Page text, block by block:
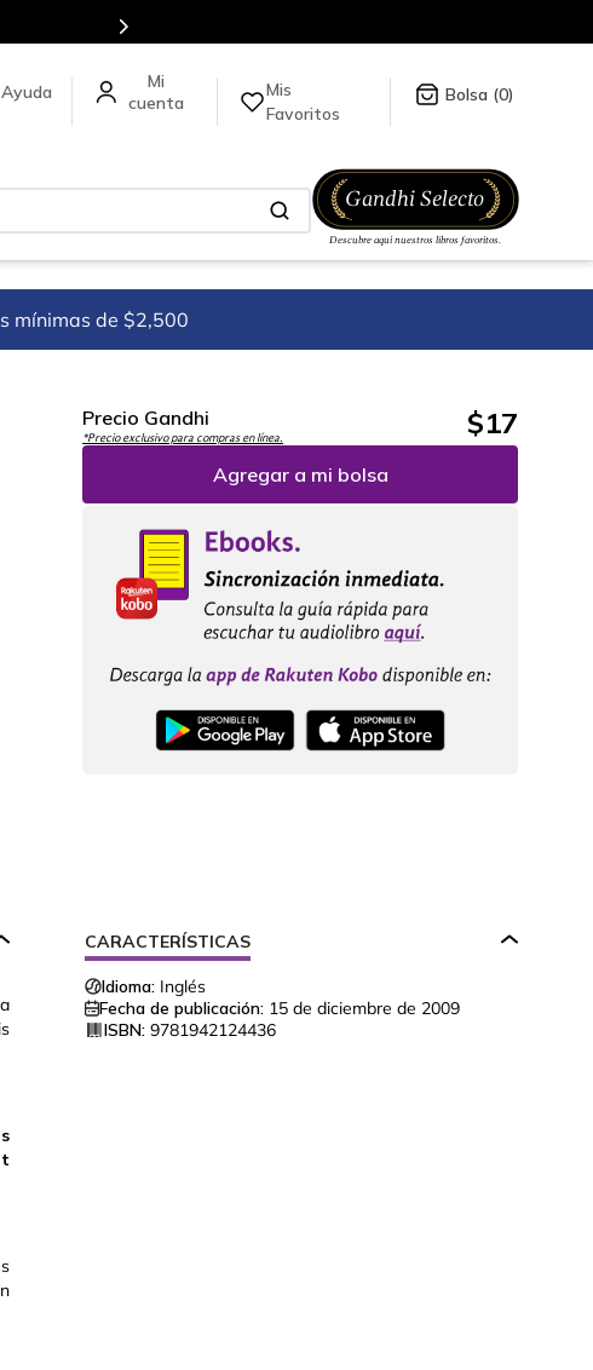
Ayuda
Mis
Favoritos
0
mínimas de $2,500
Precio Gandhi
*Precio exclusivo para compras en línea. $17
Agregar a mi bolsa
CARACTERÍSTICAS
Idioma: Inglés
Fecha de publicación: 15 de diciembre de 2009
ISBN: 9781942124436